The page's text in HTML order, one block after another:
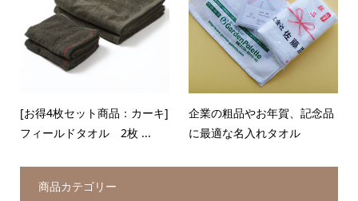
[お得4枚セット商品：カーキ]
フィールドタオル 2枚 ...
企業の粗品やお年賀、記念品
に最適な名入れタオル
商品カテゴリー